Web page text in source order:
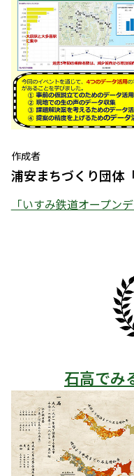
作成者
浦安まちづくり団体
「いすみ鉄道オープン
石高でみ